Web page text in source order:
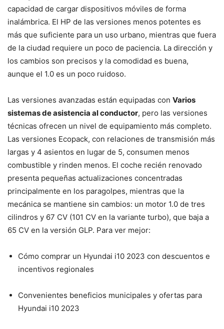
capacidad de cargar dispositivos móviles de forma
inalámbrica. El HP de las versiones menos potentes es
más que suficiente para un uso urbano, mientras que fuera
de la ciudad requiere un poco de paciencia. La dirección y
los cambios son precisos y la comodidad es buena,
aunque el 1.0 es un poco ruidoso.
Las versiones avanzadas están equipadas con Varios
sistemas de asistencia al conductor, pero las versiones
técnicas ofrecen un nivel de equipamiento más completo.
Las versiones Ecopack, con relaciones de transmisión más
largas y 4 asientos en lugar de 5, consumen menos
combustible y rinden menos. El coche recién renovado
presenta pequeñas actualizaciones concentradas
principalmente en los paragolpes, mientras que la
mecánica se mantiene sin cambios: un motor 1.0 de tres
cilindros y 67 CV (101 CV en la variante turbo), que baja a
65 CV en la versión GLP. Para ver mejor:
Cómo comprar un Hyundai i10 2023 con descuentos e
incentivos regionales
Convenientes beneficios municipales y ofertas para
Hyundai i10 2023